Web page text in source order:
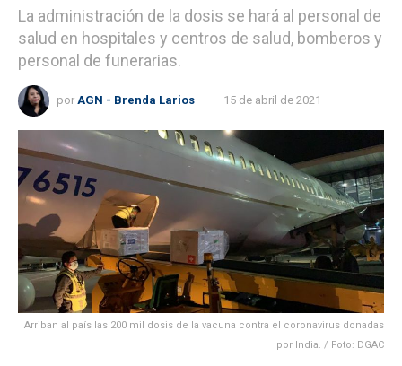
La administración de la dosis se hará al personal de
salud en hospitales y centros de salud, bomberos y
personal de funerarias.
por AGN - Brenda Larios 15 de abril de 2021
Arriban al país las 200 mil dosis de la vacuna contra el coronavirus donadas
por India. / Foto: DGAC